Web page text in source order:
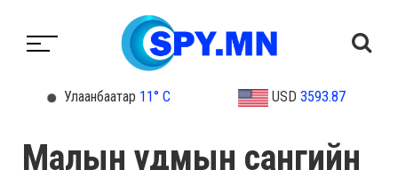
Улаанбаатар 11° C USD 3593.87
Малын удмын сангийн